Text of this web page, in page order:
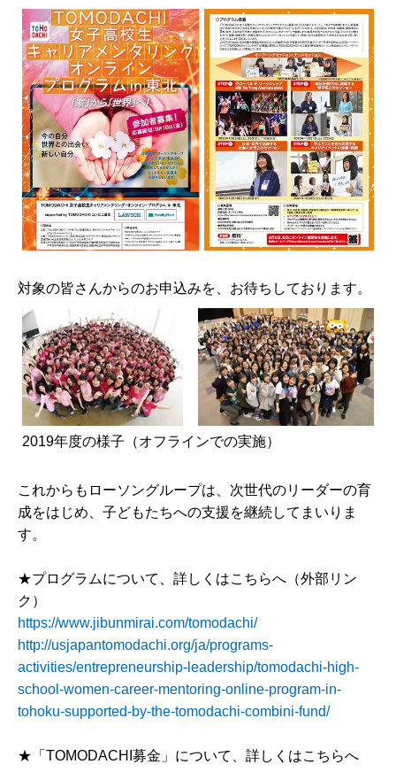
対象の皆さんからのお申込みを、お待ちしております。
2019年度の様子（オフラインでの実施）
これからもローソングループは、次世代のリーダーの育
成をはじめ、子どもたちへの支援を継続してまいりま
す。
★プログラムについて、詳しくはこちらへ（外部リン
ク）
https://www.jibunmirai.com/tomodachi/
http://usjapantomodachi.org/ja/programs-
activities/entrepreneurship-leadership/tomodachi-high-
school-women-career-mentoring-online-program-in-
tohoku-supported-by-the-tomodachi-combini-fund/
★「TOMODACHI募金」について、詳しくはこちらへ